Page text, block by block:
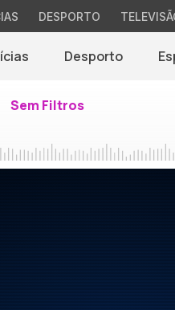
DESPORTO
Desporto
Sem Filtros